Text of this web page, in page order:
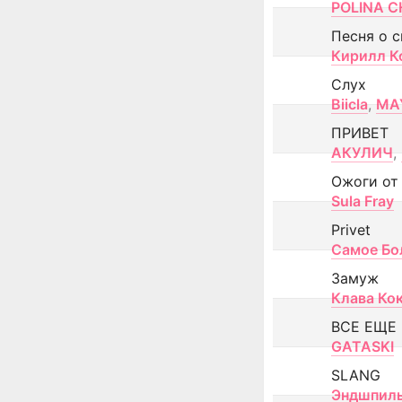
POLINA
Песня о
Кирилл
Слух
Biicla,
ПРИВЕТ
АКУЛИЧ,
Ожоги от
Sula Fray
Privet
Самое
Замуж
Клава
ВСЕ ЕЩЕ
GATASKI
SLANG